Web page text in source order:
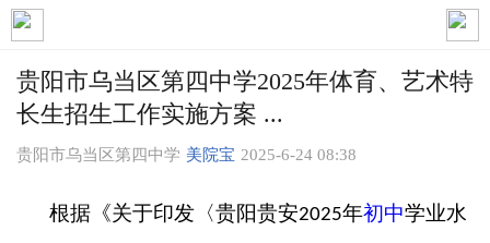
贵阳市乌当区第四中学2025年体育、艺术特
长生招生工作实施方案 ...
贵阳市乌当区第四中学 美院宝 2025-6-24 08:38
根据《关于印发〈贵阳贵安2025年初中学业水